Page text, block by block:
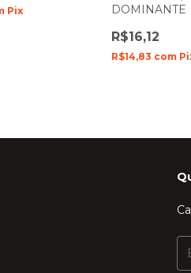
Pix
DOMINANTE
R$16,12
R$14,83 com